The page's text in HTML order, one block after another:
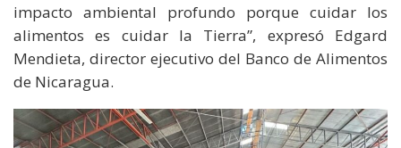
impacto ambiental profundo porque cuidar los
alimentos es cuidar la Tierra”, expresó Edgard
Mendieta, director ejecutivo del Banco de Alimentos
de Nicaragua.